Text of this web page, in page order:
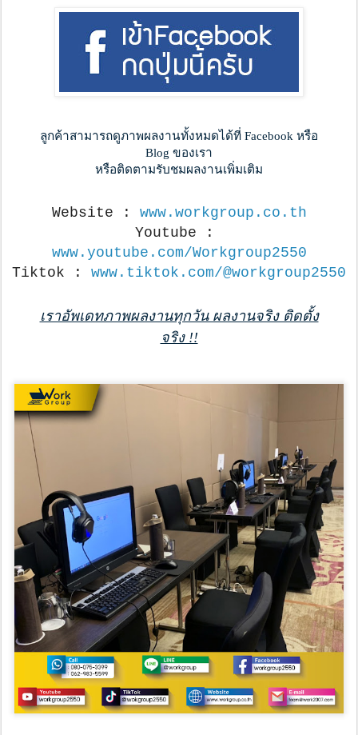
ลูกค้าสามารถดูภาพผลงานทั้งหมดได้ที่ Facebook หรือ
Blog ของเรา
หรือติดตามรับชมผลงานเพิ่มเติม
Website : www.workgroup.co.th
www.youtube.com/Workgroup2550
Tiktok : www.tiktok.com/@workgroup2550
เราอัพเดทภาพผลงานทุกวัน ผลงานจริง ติดตั้ง
จริง !!